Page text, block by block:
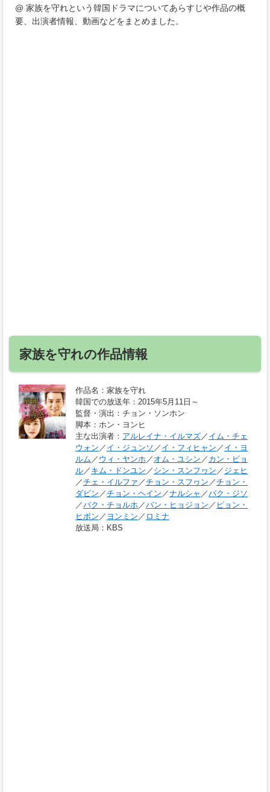
@ 家族を守れという韓国ドラマについてあらすじや作品の概
要、出演者情報、動画などをまとめました。
家族を守れの作品情報
作品名 ：家族を守れ
韓国での放送年 ：2015年5月11日～
監督・演出 ：チョン・ソンホン
脚本 ：ホン・ヨンヒ
主な出演者 ： アルレイナ・イルマズ／ イム・チェ
ウォン ／ イ・ジュンソ ／ イ・フィヒャン ／ イ・ヨ
ルム ／ ウィ・ヤンホ ／ オム・ユシン ／ カン・ビョ
ル／ キム・ドンユン ／ シン・スンフヮン ／ ジェヒ
／チェ・イルファ ／チョン・スフヮン ／チョン・
ダビン ／チョン・ヘイン ／ナルシャ ／パク・ジソ
／パク・チョルホ ／パン・ヒョジョン ／ ピョン・
ヒボン ／ ヨンミン ／ ロミナ
放送局 ：KBS